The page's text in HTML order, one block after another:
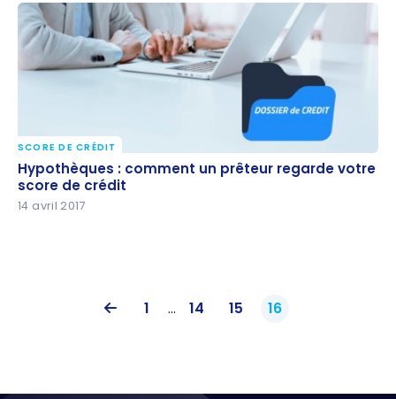
Hypothèques : comment un prêteur regarde votre
score de crédit
SCORE DE CRÉDIT
Hypothèques : comment un prêteur regarde votre
score de crédit
14 avril 2017
1 ... 14 15 16